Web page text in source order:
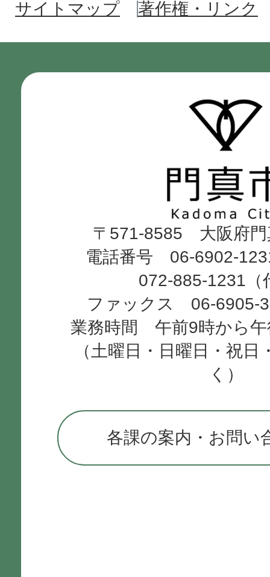
サイトマップ 著作権・リンク
市
Kadoma
City
〒571-8585 大阪府門
電話番号 06-6902-
072-885-1231（
ファックス 06-6905-
業務時間 午前9時から午
（土曜日・日曜日・祝日
く）
各課の案内・お問い